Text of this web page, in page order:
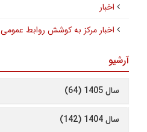
اخبار
اخبار مرکز به کوشش روابط عمومی
آرشیو
سال 1405 (64)
سال 1404 (142)